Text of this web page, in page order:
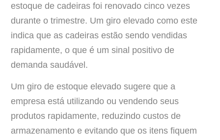
estoque de cadeiras foi renovado cinco vezes
durante o trimestre. Um giro elevado como este
indica que as cadeiras estão sendo vendidas
rapidamente, o que é um sinal positivo de
demanda saudável.
Um giro de estoque elevado sugere que a
empresa está utilizando ou vendendo seus
produtos rapidamente, reduzindo custos de
armazenamento e evitando que os itens fiquem